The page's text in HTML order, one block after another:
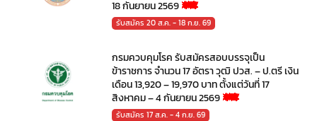
18 กันยายน 2569
รับสมัคร 20 ส.ค. - 18 ก.ย. 69
กรมควบคุมโรค รับสมัครสอบบรรจุเป็น
ข้าราชการ จำนวน 17 อัตรา วุฒิ ปวส. – ป.ตรี เงิน
เดือน 13,920 – 19,970 บาท ตั้งแต่วันที่ 17
สิงหาคม – 4 กันยายน 2569
รับสมัคร 17 ส.ค. - 4 ก.ย. 69